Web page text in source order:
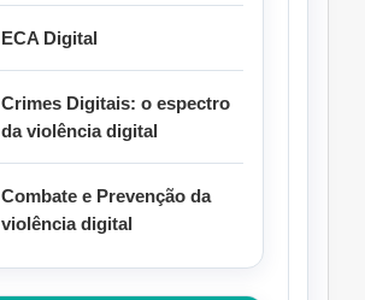
ECA Digital
Crimes Digitais: o espectro
da violência digital
Combate e Prevenção da
violência digital